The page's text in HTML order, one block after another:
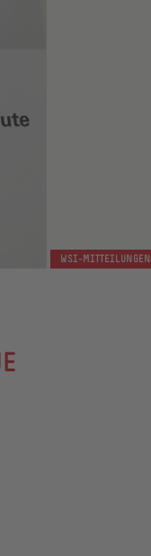
WSI-MITTEILUNGEN